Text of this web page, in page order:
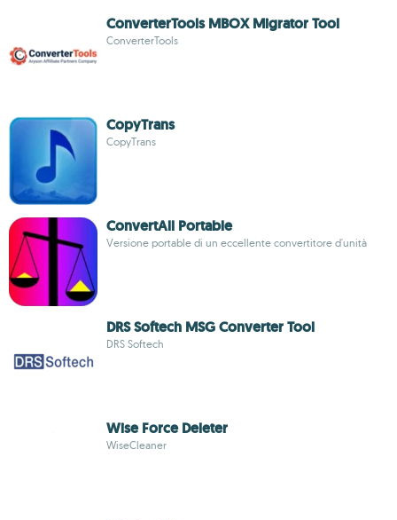
ConverterTools MBOX Migrator Tool
ConverterTools
CopyTrans
CopyTrans
ConvertAll Portable
Versione portable di un eccellente convertitore d'unità
DRS Softech MSG Converter Tool
DRS Softech
Wise Force Deleter
WiseCleaner